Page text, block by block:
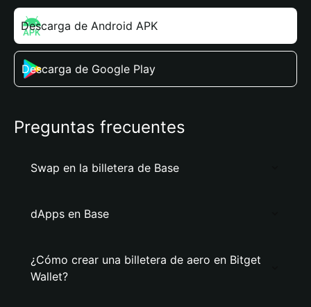
Descarga de Android APK
Descarga de Google Play
Preguntas frecuentes
Swap en la billetera de Base
dApps en Base
¿Cómo crear una billetera de aero en Bitget
Wallet?